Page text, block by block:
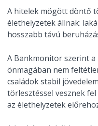
A hitelek mögött döntő
élethelyzetek állnak:
hosszabb távú
A Bankmonitor szerint
önmagában nem
családok stabil
törlesztéssel vesznek
az élethelyzetek